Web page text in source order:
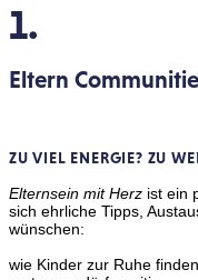
1.
Eltern Communitie
ZU VIEL ENERGIE? ZU
Elternsein mit Herz ist ein
sich ehrliche Tipps,
wünschen:
wie Kinder zur Ruhe